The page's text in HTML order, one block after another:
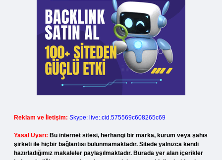
Reklam ve İletişim: Skype: live:.cid.575569c608265c69
Yasal Uyarı: Bu internet sitesi, herhangi bir marka, kurum veya şahıs
şirketi ile hiçbir bağlantısı bulunmamaktadır. Sitede yalnızca kendi
hazırladığımız makaleler paylaşılmaktadır. Burada yer alan içerikler